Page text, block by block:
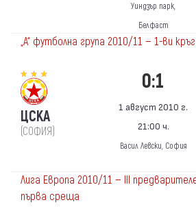
Уиндзър парк,
Белфаст
„А“ футболна група 2010/11 — 1-ви кръг
ЦСКА
(СОФИЯ)
0:1
1 август 2010 г.
21:00 ч.
Васил Левски, София
Лига Европа 2010/11 — III
първа среща